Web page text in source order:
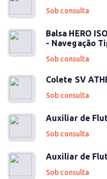
Sob consulta
Balsa HERO
- Navegação
Sob consulta
Colete SV
Sob consulta
Auxiliar de
Sob consulta
Auxiliar de
Sob consulta